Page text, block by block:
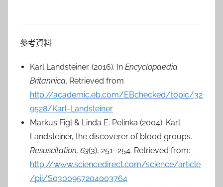
參考資料
Karl Landsteiner. (2016). In Encyclopaedia
Britannica. Retrieved from
http://academic.eb.com/EBchecked/topic/32
9528/Karl-Landsteiner
Markus Figl & Linda E. Pelinka (2004). Karl
Landsteiner, the discoverer of blood groups.
Resuscitation, 63(3), 251–254. Retrieved from:
http://www.sciencedirect.com/science/article
/pii/S0300957204003764